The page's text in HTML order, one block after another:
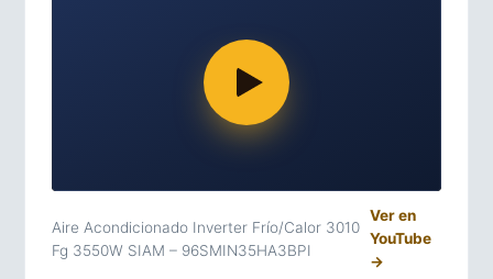
Aire Acondicionado Inverter Frío/Calor 3010
Fg 3550W SIAM – 96SMIN35HA3BPI
Ver en
YouTube
→